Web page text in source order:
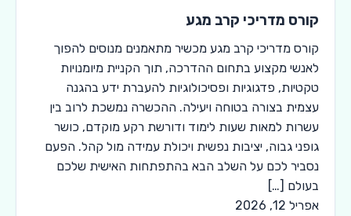
קורס מדריכי קרב מגע
קורס מדריכי קרב מגע מכשיר מתאמנים מנוסים להפוך
לאנשי מקצוע בתחום ההדרכה, תוך הקניית מיומנויות
טקטיות, פדגוגיות ופסיכולוגיות להעברת ידע בהגנה
עצמית בצורה בטוחה ויעילה. ההכשרה נמשכת לרוב בין
עשרות למאות שעות לימוד ודורשת רקע מוקדם, כושר
גופני גבוה, יציבות נפשית ויכולת עמידה מול קהל. הפעם
נסביר לכם על השלב הבא בהתפתחות האישית שלכם
בעולם […]
אפריל 12, 2026